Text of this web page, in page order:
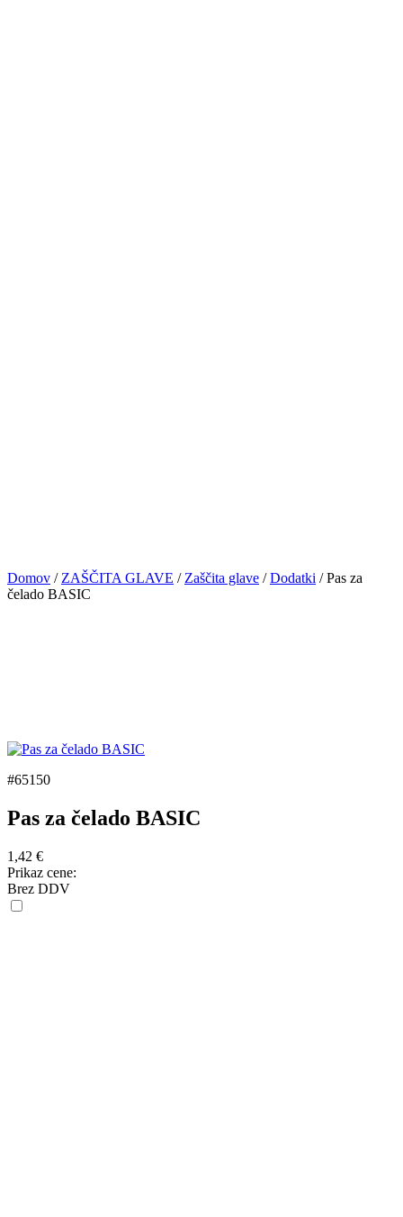
Domov / ZAŠČITA GLAVE / Zaščita glave /Dodatki / Pas za
čelado BASIC
#65150
Pas za čelado BASIC
1,42 €
Prikaz cene:
Brez DDV